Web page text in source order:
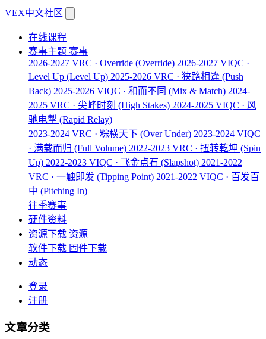
VEX中文社区
在线课程
赛事主题 赛事
2026-2027 VRC · Override (Override) 2026-2027 VIQC ·
Level Up (Level Up) 2025-2026 VRC · 狭路相逢 (Push
Back) 2025-2026 VIQC · 和而不同 (Mix & Match) 2024-
2025 VRC · 尖峰时刻 (High Stakes) 2024-2025 VIQC · 风
驰电掣 (Rapid Relay)
2023-2024 VRC · 粽横天下 (Over Under) 2023-2024 VIQC
· 满载而归 (Full Volume) 2022-2023 VRC · 扭转乾坤 (Spin
Up) 2022-2023 VIQC · 飞金点石 (Slapshot) 2021-2022
VRC · 一触即发 (Tipping Point) 2021-2022 VIQC · 百发百
中 (Pitching In)
往季赛事
硬件资料
资源下载 资源
软件下载 固件下载
动态
登录
注册
文章分类